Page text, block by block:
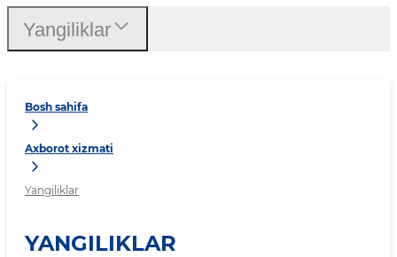
Bosh sahifa
Axborot xizmati
Yangiliklar
YANGILIKLAR
Yangiliklar